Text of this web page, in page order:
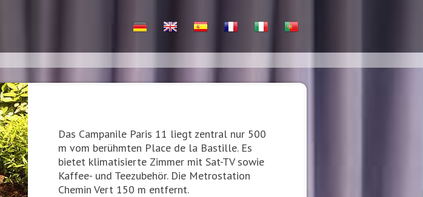
Das Campanile Paris 11 liegt zentral nur 500
m vom berühmten Place de la Bastille. Es
bietet klimatisierte Zimmer mit Sat-TV sowie
Kaffee- und Teezubehör. Die Metrostation
Chemin Vert 150 m entfernt.